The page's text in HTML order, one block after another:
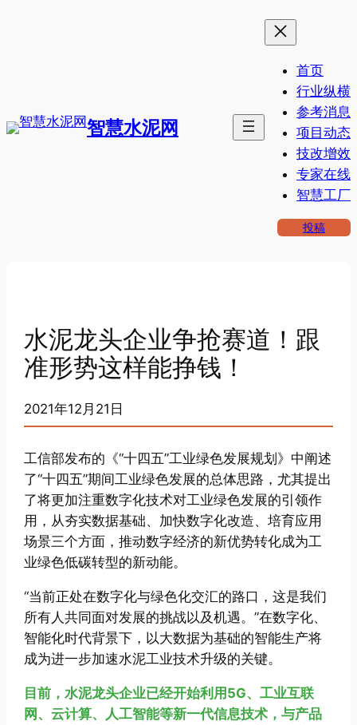
智慧水泥网
首页
行业纵横
参考消息
项目动态
技改增效
专家在线
智慧工厂
投稿
水泥龙头企业争抢赛道！跟
准形势这样能挣钱！
2021年12月21日
工信部发布的《“十四五”工业绿色发展规划》中阐述
了“十四五”期间工业绿色发展的总体思路，尤其提出
了将更加注重数字化技术对工业绿色发展的引领作
用，从夯实数据基础、加快数字化改造、培育应用
场景三个方面，推动数字经济的新优势转化成为工
业绿色低碳转型的新动能。
“当前正处在数字化与绿色化交汇的路口，这是我们
所有人共同面对发展的挑战以及机遇。”在数字化、
智能化时代背景下，以大数据为基础的智能生产将
成为进一步加速水泥工业技术升级的关键。
目前，水泥龙头企业已经开始利用5G、工业互联
网、云计算、人工智能等新一代信息技术，与产品